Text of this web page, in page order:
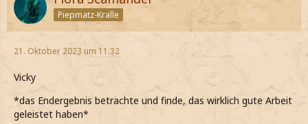
Piepmatz-Kralle
21. Oktober 2023 um 11:32
Vicky
*das Endergebnis betrachte und finde, das wirklich gute Arbeit
geleistet haben*